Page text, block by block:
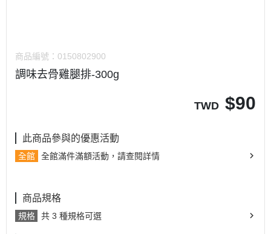
商品編號： 0150802900
調味去骨雞腿排-300g
TWD $90
此商品參與的優惠活動
全館 全館滿件滿額活動，請查閱詳情
商品規格
規格 共 3 種規格可選